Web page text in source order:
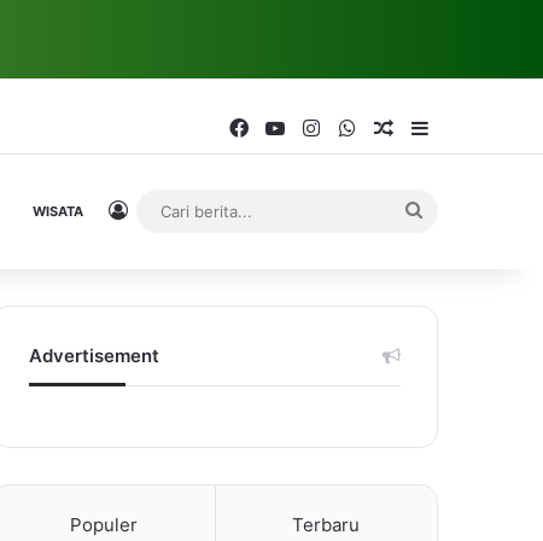
FacebookYouTubeInstagramWhatsAppRandom Article
WISATA Log In
Advertisement
Populer Terbaru